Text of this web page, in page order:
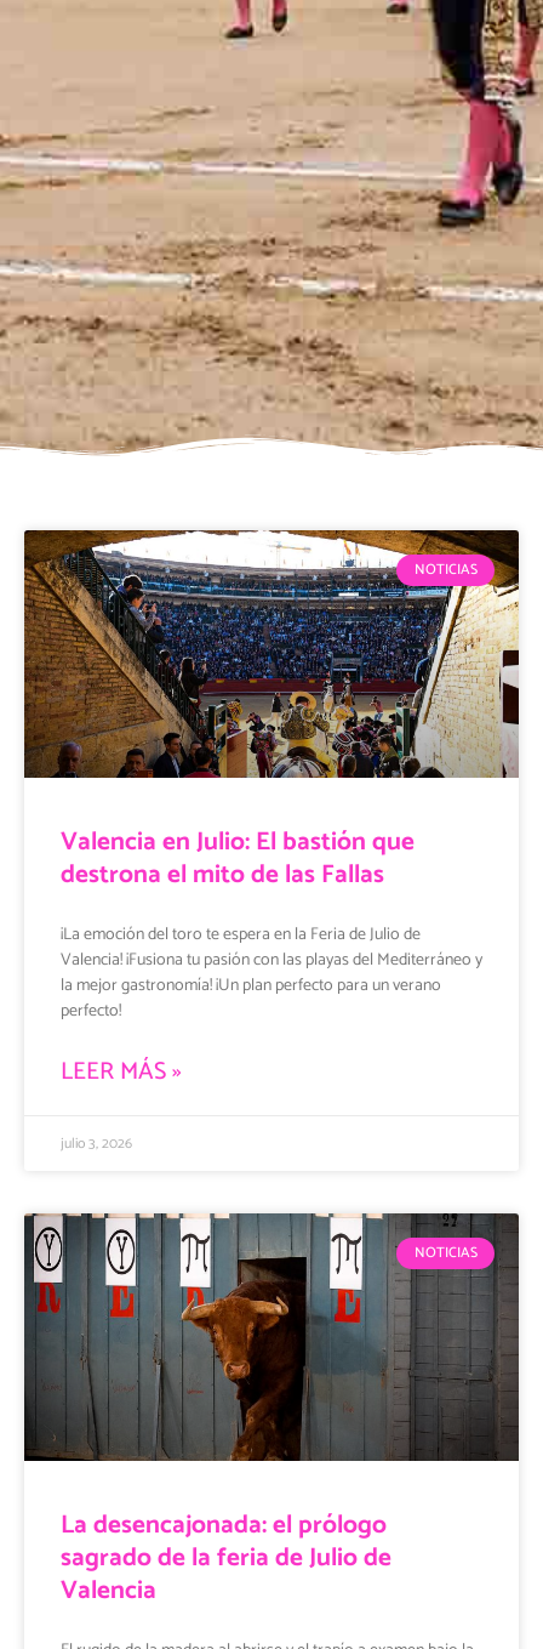
NOTICIAS
Valencia en Julio: El bastión que
destrona el mito de las Fallas
¡La emoción del toro te espera en la Feria de Julio de
Valencia! ¡Fusiona tu pasión con las playas del Mediterráneo y
la mejor gastronomía! ¡Un plan perfecto para un verano
perfecto!
LEER MÁS »
julio 3, 2026
NOTICIAS
La desencajonada: el prólogo
sagrado de la feria de Julio de
Valencia